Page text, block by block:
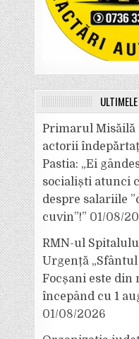
Primarul Misăilă
actorii
Pastia: „Ei
socialiști atunci
despre salariile
cuvin”!” 01/08/
RMN-ul
Urgență
Focșani este
începând cu 1
01/08/2026